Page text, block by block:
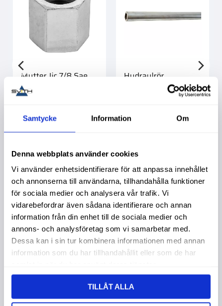
Samtycke Information Om
Denna webbplats använder cookies
Vi använder enhetsidentifierare för att anpassa innehållet
och annonserna till användarna, tillhandahålla funktioner
för sociala medier och analysera vår trafik. Vi
vidarebefordrar även sådana identifierare och annan
information från din enhet till de sociala medier och
annons- och analysföretag som vi samarbetar med.
Dessa kan i sin tur kombinera informationen med annan
information som du har tillhandahållit eller som de har
TILLÅT ALLA
Mutter Jic 7/8 Sae
45,00
Info
Hydraulrör
16X2,0Mm Zinked
Köpa större mängd?
Liknande produkter